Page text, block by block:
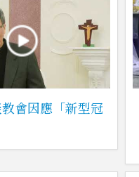
會因應「新型冠